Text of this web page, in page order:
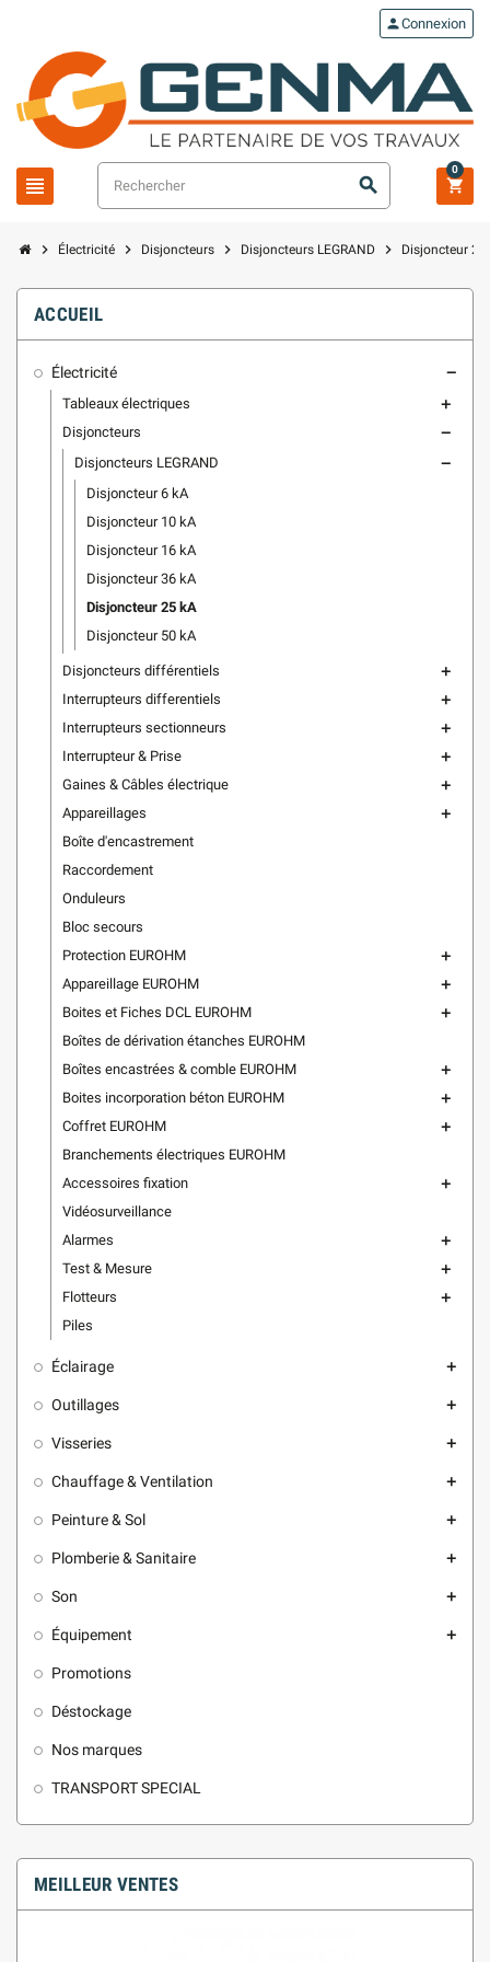
view_headline search
personConnexion
shopping_cart
0
chevron_right Électricité chevron_right Disjoncteurs chevron_right Disjoncteurs LEGRAND chevron_right Disjoncteur 25
ACCUEIL
Électricité remove
Tableaux électriques add
Disjoncteurs remove
Disjoncteurs LEGRAND remove
Disjoncteur 6 kA
Disjoncteur 10 kA
Disjoncteur 16 kA
Disjoncteur 36 kA
Disjoncteur 25 kA
Disjoncteur 50 kA
Disjoncteurs différentiels add
Interrupteurs differentiels add
Interrupteurs sectionneurs add
Interrupteur & Prise add
Gaines & Câbles électrique add
Appareillages add
Boîte d'encastrement
Raccordement
Onduleurs
Bloc secours
Protection EUROHM
add
Appareillage EUROHM add
Boites et Fiches DCL EUROHM add
Boîtes de dérivation étanches EUROHM
Boîtes encastrées & comble EUROHM
add
Boites incorporation béton EUROHM add
Coffret EUROHM add
Branchements électriques EUROHM
Accessoires fixation
add
Vidéosurveillance
Alarmes
add
Test & Mesure add
Flotteurs add
Piles
Éclairage add
Outillages add
Visseries add
Chauffage & Ventilation add
Peinture & Sol add
Plomberie & Sanitaire add
Son add
Équipement add
Promotions
Déstockage
Nos marques
TRANSPORT SPECIAL
MEILLEUR VENTES